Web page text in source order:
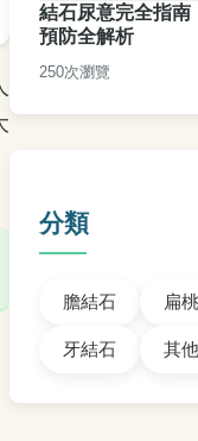
結石尿意完全指南
預防全解析
250次瀏覽
分類
膽結石 扁
牙結石 其